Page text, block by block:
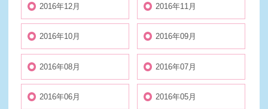
2016年12月 2016年11月
2016年10月 2016年09月
2016年08月 2016年07月
2016年06月 2016年05月